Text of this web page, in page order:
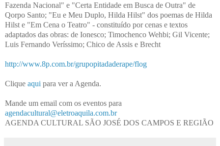
Fazenda Nacional" e "Certa Entidade em Busca de Outra" de
Qorpo Santo; "Eu e Meu Duplo, Hilda Hilst" dos poemas de Hilda
Hilst e "Em Cena o Teatro" - constituído por cenas e textos
adaptados das obras: de Ionesco; Timochenco Wehbi; Gil Vicente;
Luis Fernando Veríssimo; Chico de Assis e Brecht
http://www.8p.com.br/grupopitadaderape/flog
Clique aqui para ver a Agenda.
Mande um email com os eventos para
agendacultural@eletroaquila.com.br
AGENDA CULTURAL SÃO JOSÉ DOS CAMPOS E REGIÃO